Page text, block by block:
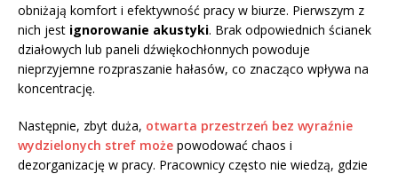
obniżają komfort i efektywność pracy w biurze. Pierwszym z
nich jest ignorowanie akustyki. Brak odpowiednich ścianek
działowych lub paneli dźwiękochłonnych powoduje
nieprzyjemne rozpraszanie hałasów, co znacząco wpływa na
koncentrację.
Następnie, zbyt duża, otwarta przestrzeń bez wyraźnie
wydzielonych stref może powodować chaos i
dezorganizację w pracy. Pracownicy często nie wiedzą, gdzie